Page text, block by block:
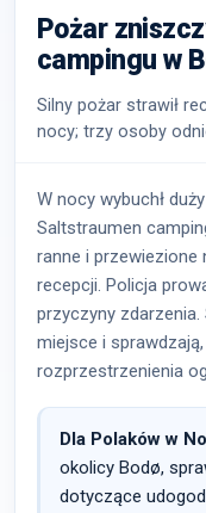
Pożar
campingu w
Silny pożar strawił
nocy; trzy osoby
W nocy wybuchł
Saltstraumen
ranne i przewiezione
recepcji. Policja
przyczyny zdarzenia.
miejsce i
rozprzestrzenienia
Dla Polaków w
okolicy Bodø,
dotyczące